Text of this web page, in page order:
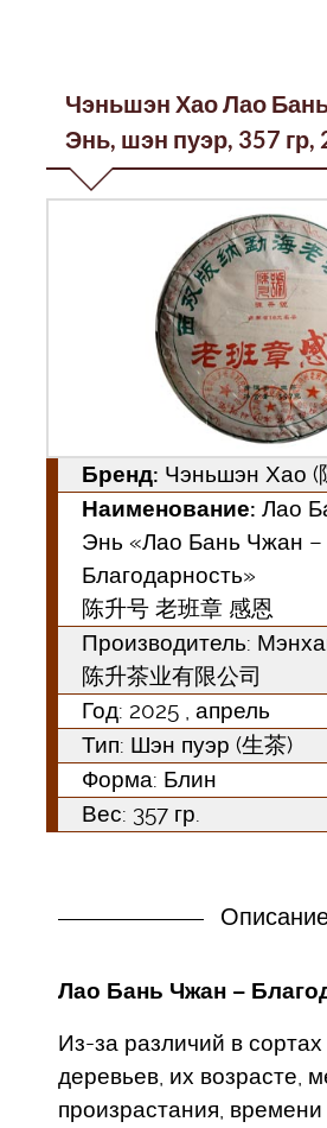
Чэньшэн Хао Лао
Энь, шэн пуэр, 357 гр,
Бренд: Чэньшэн Хао (
Наименование: Лао
Энь «Лао Бань Чжан –
Благодарность»
陈升号 老班章 感恩
Производитель:
陈升茶业有限公司
Год: 2025 , апрель
Тип: Шэн пуэр (生茶)
Форма: Блин
Вес: 357 гр.
Лао Бань Чжан –
Из-за различий в
деревьев, их возрасте,
произрастания,